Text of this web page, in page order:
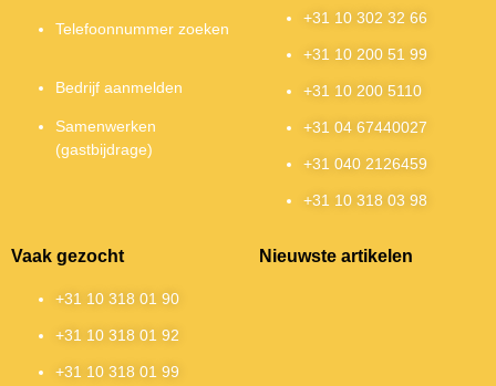
Telefoonnummer zoeken
Bedrijf aanmelden
Samenwerken
(gastbijdrage)
+31 10 302 32 66
+31 10 200 51 99
+31 10 200 5110
+31 04 67440027
+31 040 2126459
+31 10 318 03 98
Vaak gezocht
+31 10 318 01 90
+31 10 318 01 92
+31 10 318 01 99
Nieuwste artikelen